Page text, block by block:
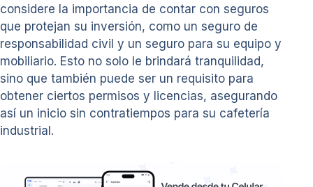
considere la importancia de contar con seguros
que protejan su inversión, como un seguro de
responsabilidad civil y un seguro para su equipo y
mobiliario. Esto no solo le brindará tranquilidad,
sino que también puede ser un requisito para
obtener ciertos permisos y licencias, asegurando
así un inicio sin contratiempos para su cafetería
industrial.